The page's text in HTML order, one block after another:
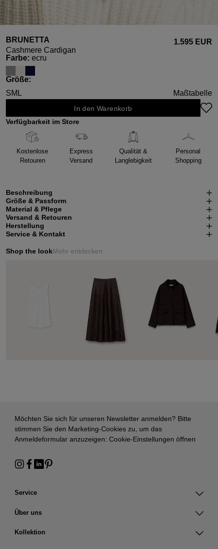
BRUNETTA
Cashmere Cardigan
1.595 EUR
Farbeauswählen
: ecru
Größeauswählen
:
SM L Maßtabelle
In den Warenkorb
Verfügbarkeit im Store
Kostenlose
Retouren
Express
Versand
Qualität &
Langlebigkeit
Personal
Shopping
Beschreibung
Größe & Passform
Material & Pflege
Versand & Retouren
Herstellung
Service & Kontakt
Shop the lookMehr entdecken
Service
Über uns
Kollektion
Möchten Sie sich für unseren Newsletter anmelden? Bitte
stimmen Sie den Marketing-Cookies zu, um das
Anmeldeformular anzuzeigen: Cookie-Einstellungen öffnen